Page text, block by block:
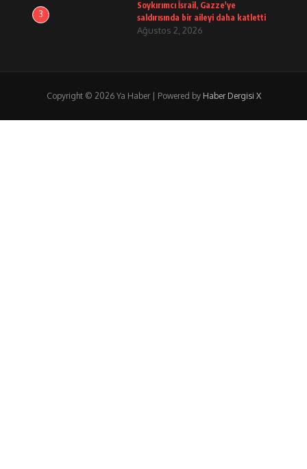
3
Soykırımcı İsrail, Gazze'ye
saldırısında bir aileyi daha katletti
Ağustos 2, 2026
Copyright © 2026 Ya Haber | Powered by Haber Dergisi X